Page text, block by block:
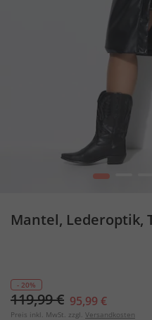
1
Mantel, Lederoptik,
- 20%
119,99 € 95,99 €
Preis inkl. MwSt. zzgl. Versandkosten